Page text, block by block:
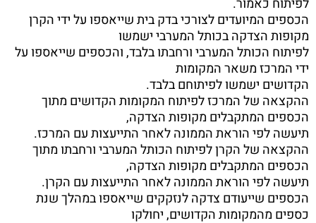
לפיתוח כאמור.
הכספים המיועדים לצורכי בדק בית שייאספו על ידי הקרן
מקופות הצדקה בכותל המערבי ישמשו
לפיתוח הכותל המערבי ורחבתו בלבד, והכספים שייאספו על
ידי המרכז משאר המקומות
הקדושים ישמשו לפיתוחם בלבד.
ההקצאה של המרכז לפיתוח המקומות הקדושים מתוך
הכספים המתקבלים מקופות הצדקה,
תיעשה לפי הוראת הממונה לאחר התייעצות עם המרכז.
ההקצאה של הקרן לפיתוח הכותל המערבי ורחבתו מתוך
הכספים המתקבלים מקופות הצדקה,
תיעשה לפי הוראת הממונה לאחר התייעצות עם הקרן.
הכספים שייעודם צדקה לנזקקים שייאספו במהלך שנת
כספים מהמקומות הקדושים, יחולקו